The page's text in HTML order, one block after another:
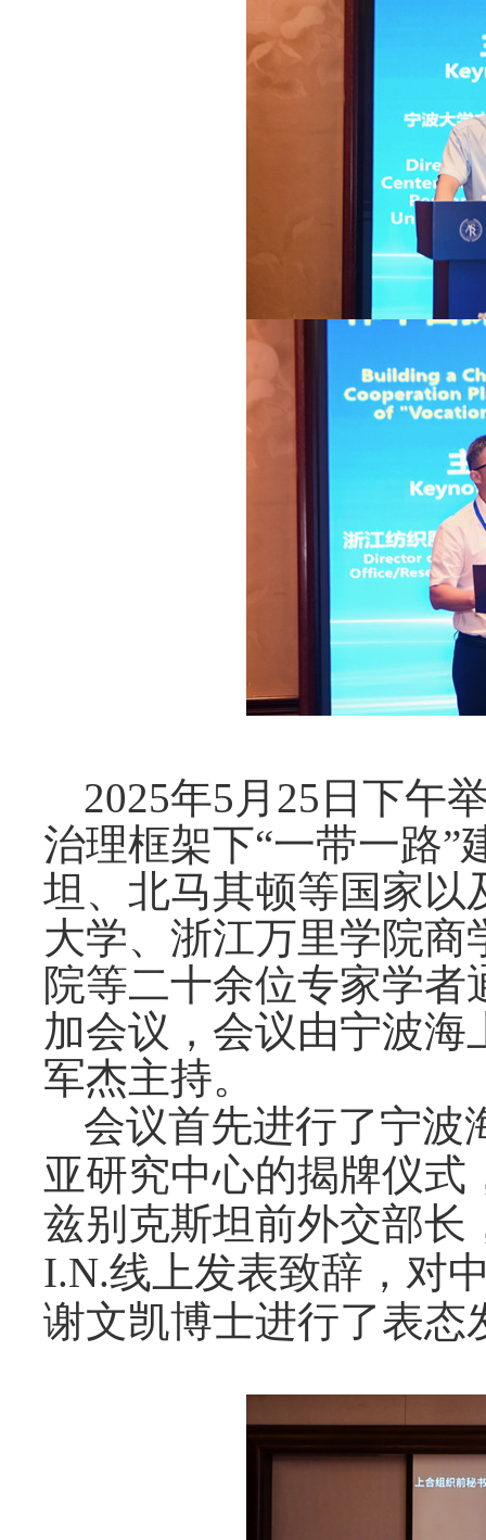
2025年5月25日下午
治理框架下“一带一路
坦、北马其顿等国家以
大学、浙江万里学院
院等二十余位专家学
加会议，会议由宁波
军杰主持。
会议首先进行了宁波
亚研究中心的揭牌仪
兹别克斯坦前外交部长
I.N.线上发表致辞，对
谢文凯博士进行了表态